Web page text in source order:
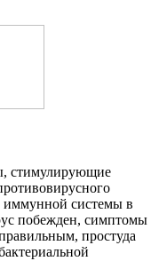
стимулирующие
иммунной системы в
побежден, симптомы
простуда